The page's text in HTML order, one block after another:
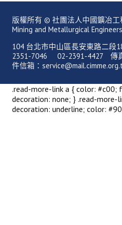
版權所有 © 社團法人中國鑛冶
Mining and Metallurgical
104 台北市中山區長安東路二
2351-7046 02-2391-4427 傳
件信箱：
.read-more-link a { color:
decoration: none; } .read-more-
decoration: underline; color: